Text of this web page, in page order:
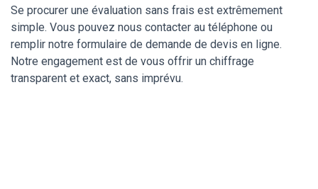
Se procurer une évaluation sans frais est extrêmement
simple. Vous pouvez nous contacter au téléphone ou
remplir notre formulaire de demande de devis en ligne.
Notre engagement est de vous offrir un chiffrage
transparent et exact, sans imprévu.